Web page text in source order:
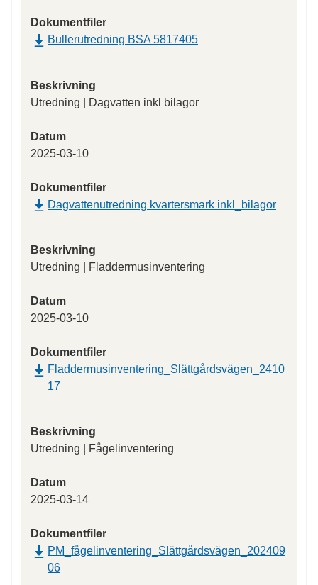
Dokumentfiler
Bullerutredning BSA 5817405
Beskrivning
Utredning | Dagvatten inkl bilagor
Datum
2025-03-10
Dokumentfiler
Dagvattenutredning kvartersmark inkl_bilagor
Beskrivning
Utredning | Fladdermusinventering
Datum
2025-03-10
Dokumentfiler
Fladdermusinventering_Slättgårdsvägen_2410
17
Beskrivning
Utredning | Fågelinventering
Datum
2025-03-14
Dokumentfiler
PM_fågelinventering_Slättgårdsvägen_202409
06